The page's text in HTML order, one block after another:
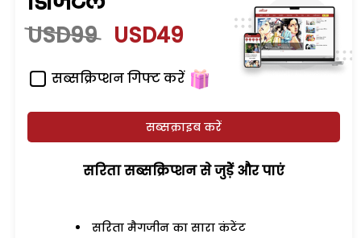
USD99 USD49
सब्सक्रिप्शन गिफ्ट करें
सब्सक्राइब करें
सरिता सब्सक्रिप्शन से जुड़ेें और पाएं
सरिता मैगजीन का सारा कंटेंट